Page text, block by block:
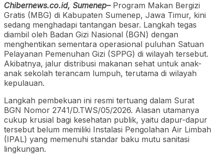
Chibernews.co.id, Sumenep– Program Makan Bergizi
Gratis (MBG) di Kabupaten Sumenep, Jawa Timur, kini
sedang menghadapi tantangan besar. Langkah tegas
diambil oleh Badan Gizi Nasional (BGN) dengan
menghentikan sementara operasional puluhan Satuan
Pelayanan Pemenuhan Gizi (SPPG) di wilayah tersebut.
Akibatnya, jalur distribusi makanan sehat untuk anak-
anak sekolah terancam lumpuh, terutama di wilayah
kepulauan.
Langkah pembekuan ini resmi tertuang dalam Surat
BGN Nomor 2741/D.TWS/05/2026. Alasan utamanya
cukup krusial bagi kesehatan publik, yaitu dapur-dapur
tersebut belum memiliki Instalasi Pengolahan Air Limbah
(IPAL) yang memenuhi standar baku mutu sanitasi
lingkungan.